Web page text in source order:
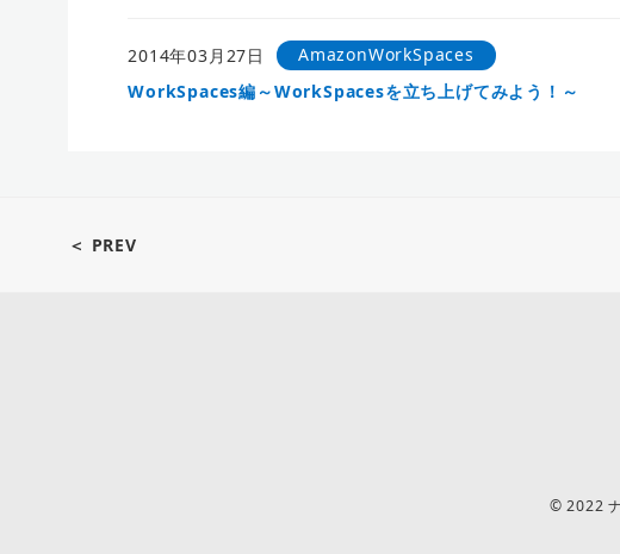
2014年03月27日
AmazonWorkSpaces
WorkSpaces編～WorkSpacesを立ち上げてみよう！～
＜ PREV
© 2022